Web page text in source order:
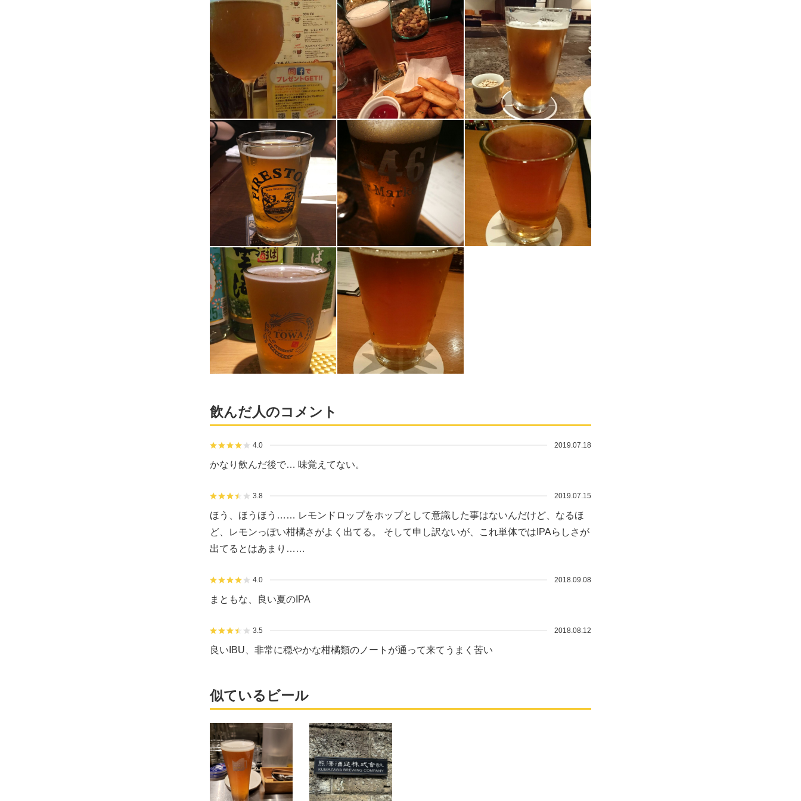
飲んだ人のコメント
4.0 2019.07.18
かなり飲んだ後で… 味覚えてない。
3.8 2019.07.15
ほう、ほうほう…… レモンドロップをホップとして意識した事はないんだけど、なるほ
ど、レモンっぽい柑橘さがよく出てる。 そして申し訳ないが、これ単体ではIPAらしさが
出てるとはあまり……
4.0 2018.09.08
まともな、良い夏のIPA
3.5 2018.08.12
良いIBU、非常に穏やかな柑橘類のノートが通って来てうまく苦い
似ているビール